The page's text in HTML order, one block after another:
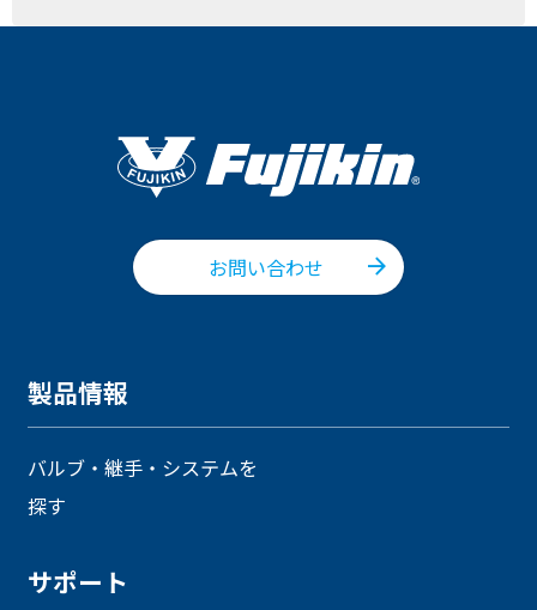
お問い合わせ
製品情報
バルブ・継手・システムを
探す
サポート